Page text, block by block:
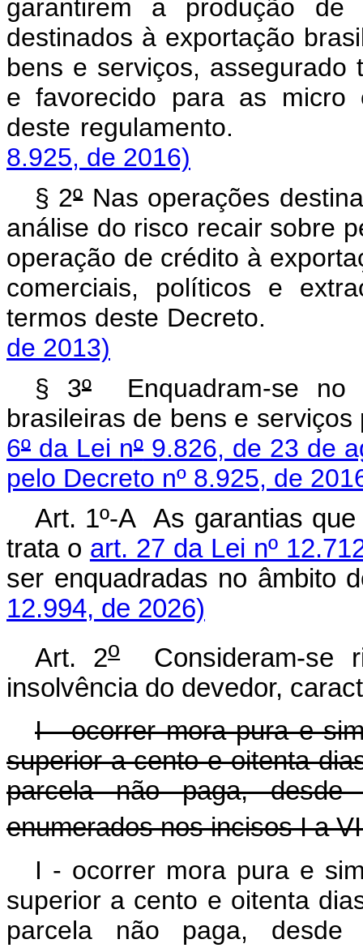
garantirem a produção
destinados à exportação
bens e serviços, assegurado
e favorecido para as micro
deste
8.925, de 2016)
§ 2ºNas operações
análise do risco recair sobre
operação de crédito à
comerciais, políticos e
termos deste
de 2013)
§ 3º
Enquadram-se
brasileiras de bens e
6º da Lei nº9.826, de 23 de
pelo Decreto nº 8.925, de
Art. 1º-A As garantias
trata o art. 27 da Lei nº
ser enquadradas no
12.994, de 2026)
Art. 2oConsideram-se
insolvência do devedor,
I - ocorrer mora pura e
superior a cento e oitenta
parcela não paga,
enumerados nos incisos I a
I - ocorrer mora pura e
superior a cento e oitenta
parcela não paga,